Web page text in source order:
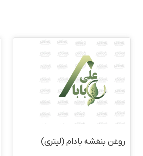
روغن بنفشه بادام (لیتری)